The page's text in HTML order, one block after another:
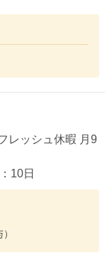
レッシュ休暇 月9
10日